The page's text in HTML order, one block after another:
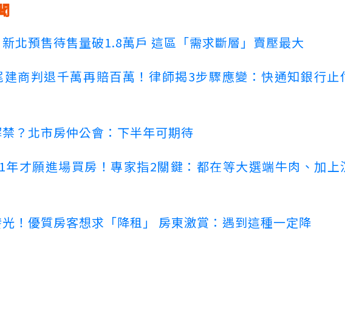
北預售待售量破1.8萬戶 這區「需求斷層」賣壓最大
商判退千萬再賠百萬！律師揭3步驟應變：快通知銀行止
？北市房仲公會：下半年可期待
年才願進場買房！專家指2關鍵：都在等大選端牛肉、加上
！優質房客想求「降租」 房東激賞：遇到這種一定降